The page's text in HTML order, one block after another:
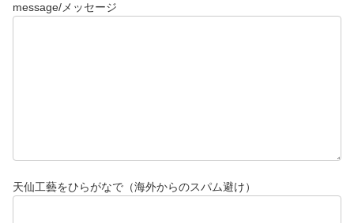
message/メッセージ
天仙工藝をひらがなで（海外からのスパム避け）